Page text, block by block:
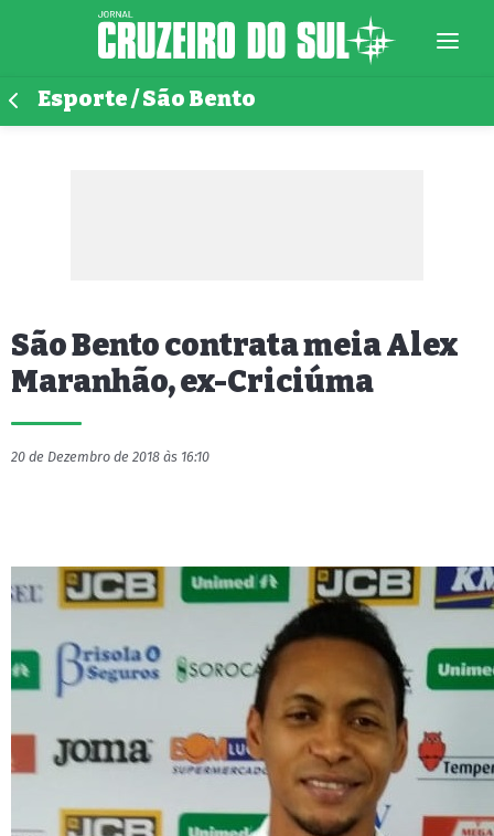
Esporte / São Bento
São Bento contrata meia Alex
Maranhão, ex-Criciúma
20 de Dezembro de 2018 às 16:10